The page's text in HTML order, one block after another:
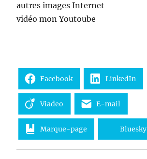
autres images Internet
vidéo mon Youtoube
Facebook LinkedIn
Viadeo E-mail
Marque-page Bluesky